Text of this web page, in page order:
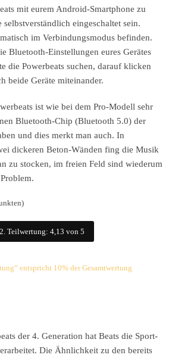
mit eurem Android-Smartphone zu
selbstverständlich eingeschaltet sein.
im Verbindungsmodus befinden.
Bluetooth-Einstellungen eures Gerätes
die Powerbeats suchen, darauf klicken
beide Geräte miteinander.
ist wie bei dem Pro-Modell sehr
Bluetooth-Chip (Bluetooth 5.0) der
und dies merkt man auch. In
dickeren Beton-Wänden fing die Musik
zu stocken, im freien Feld sind wiederum
2. Teilwertung: 4,13 von 5
entspricht 10% der Gesamtwertung
der 4. Generation hat Beats die Sport-
Die Ähnlichkeit zu den bereits